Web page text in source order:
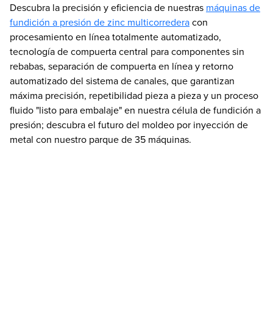
Descubra la precisión y eficiencia de nuestras máquinas de
fundición a presión de zinc multicorrederacon
procesamiento en línea totalmente automatizado,
tecnología de compuerta central para componentes sin
rebabas, separación de compuerta en línea y retorno
automatizado del sistema de canales, que garantizan
máxima precisión, repetibilidad pieza a pieza y un proceso
fluido "listo para embalaje" en nuestra célula de fundición a
presión; descubra el futuro del moldeo por inyección de
metal con nuestro parque de 35 máquinas.